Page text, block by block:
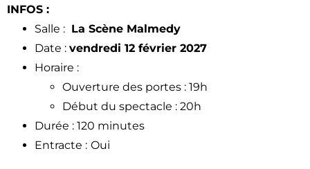
INFOS :
Salle : La Scène Malmedy
Date : vendredi 12 février 2027
Horaire :
Ouverture des portes : 19h
Début du spectacle : 20h
Durée : 120 minutes
Entracte : Oui